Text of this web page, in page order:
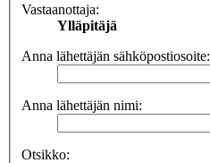
Vastaanottaja:
Ylläpitäjä
Anna lähettäjän sähköpostiosoite:
Anna lähettäjän nimi:
Otsikko: